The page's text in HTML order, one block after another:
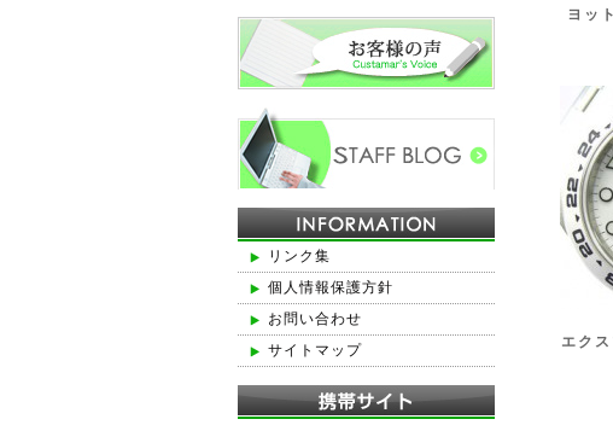
ヨッ
エク
リンク集
個人情報保護方針
お問い合わせ
サイトマップ